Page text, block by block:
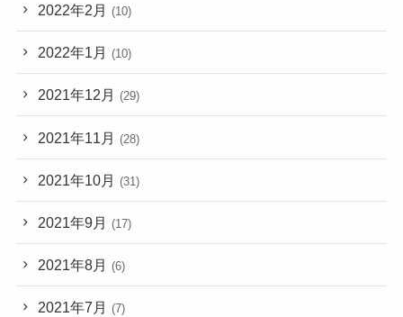
2022年2月 (10)
2022年1月 (10)
2021年12月 (29)
2021年11月 (28)
2021年10月 (31)
2021年9月 (17)
2021年8月 (6)
2021年7月 (7)